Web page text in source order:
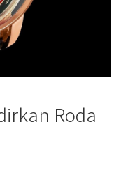
Roda